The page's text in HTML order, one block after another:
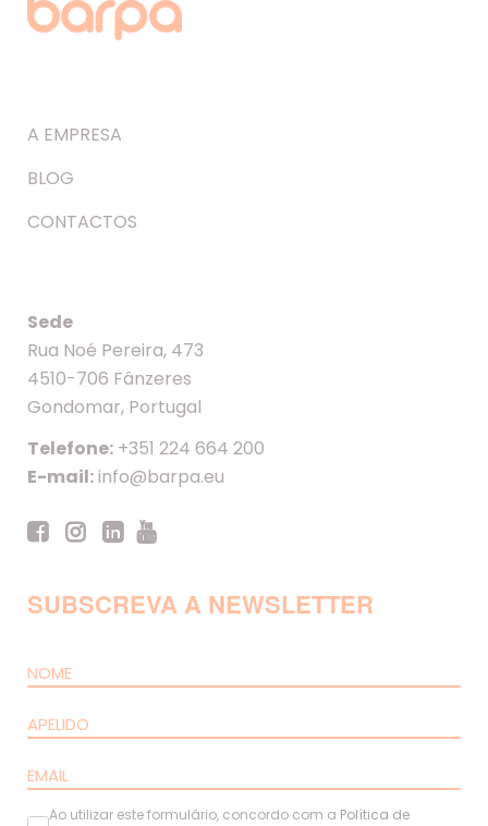
A EMPRESA
BLOG
CONTACTOS
Sede
Rua Noé Pereira, 473
4510-706 Fânzeres
Gondomar, Portugal
Telefone: +351 224 664 200
E-mail:info@barpa.eu
SUBSCREVA A NEWSLETTER
Ao utilizar este formulário, concordo com a Política de